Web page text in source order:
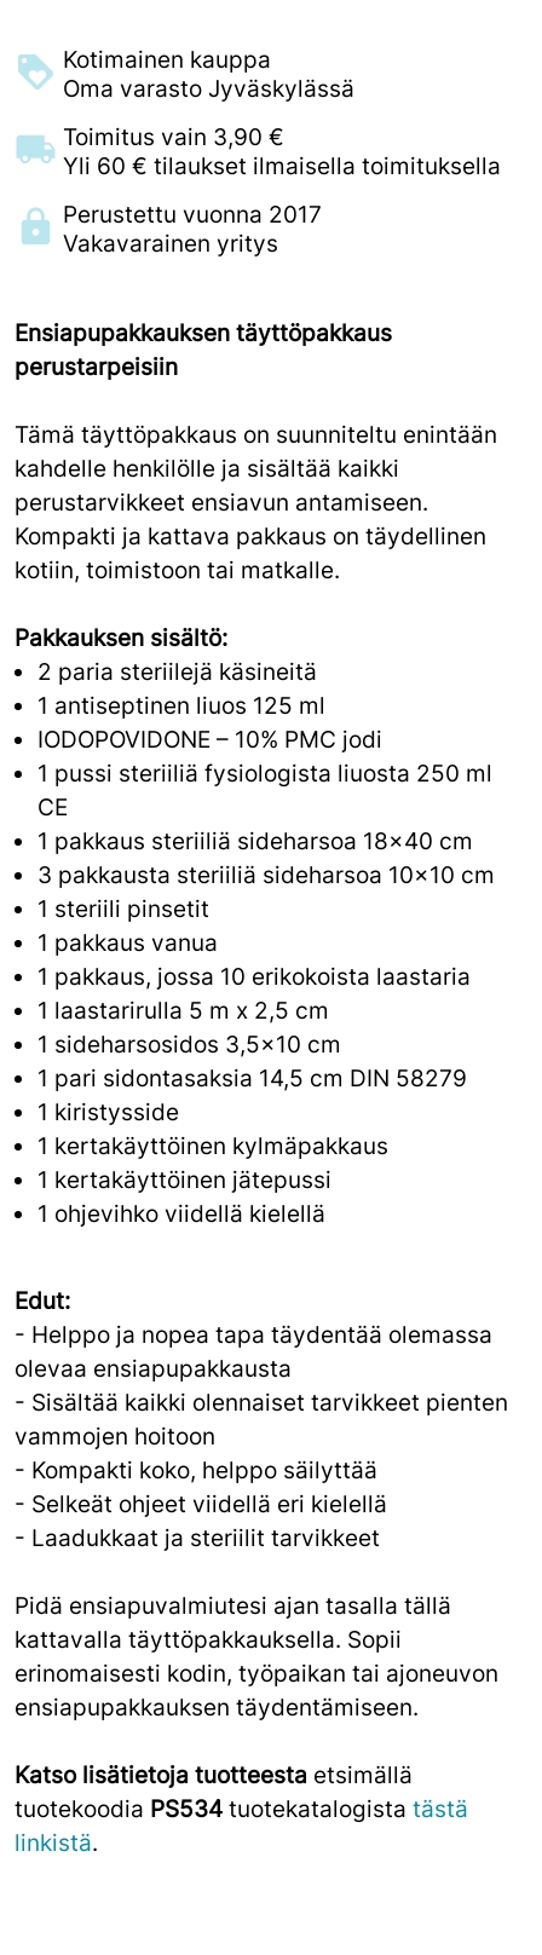
Kotimainen kauppa
Oma varasto Jyväskylässä
Toimitus vain 3,90 €
Yli 60 € tilaukset ilmaisella toimituksella
Perustettu vuonna 2017
Vakavarainen yritys
Ensiapupakkauksen täyttöpakkaus
perustarpeisiin
Tämä täyttöpakkaus on suunniteltu enintään
kahdelle henkilölle ja sisältää kaikki
perustarvikkeet ensiavun antamiseen.
Kompakti ja kattava pakkaus on täydellinen
kotiin, toimistoon tai matkalle.
Pakkauksen sisältö:
2 paria steriilejä käsineitä
1 antiseptinen liuos 125 ml
IODOPOVIDONE – 10% PMC jodi
1 pussi steriiliä fysiologista liuosta 250 ml
CE
1 pakkaus steriiliä sideharsoa 18x40 cm
3 pakkausta steriiliä sideharsoa 10x10 cm
1 steriili pinsetit
1 pakkaus vanua
1 pakkaus, jossa 10 erikokoista laastaria
1 laastarirulla 5 m x 2,5 cm
1 sideharsosidos 3,5x10 cm
1 pari sidontasaksia 14,5 cm DIN 58279
1 kiristysside
1 kertakäyttöinen kylmäpakkaus
1 kertakäyttöinen jätepussi
1 ohjevihko viidellä kielellä
Edut:
- Helppo ja nopea tapa täydentää olemassa
olevaa ensiapupakkausta
- Sisältää kaikki olennaiset tarvikkeet pienten
vammojen hoitoon
- Kompakti koko, helppo säilyttää
- Selkeät ohjeet viidellä eri kielellä
- Laadukkaat ja steriilit tarvikkeet
Pidä ensiapuvalmiutesi ajan tasalla tällä
kattavalla täyttöpakkauksella. Sopii
erinomaisesti kodin, työpaikan tai ajoneuvon
ensiapupakkauksen täydentämiseen.
Katso lisätietoja tuotteesta etsimällä
tuotekoodia PS534 tuotekatalogista tästä
linkistä.